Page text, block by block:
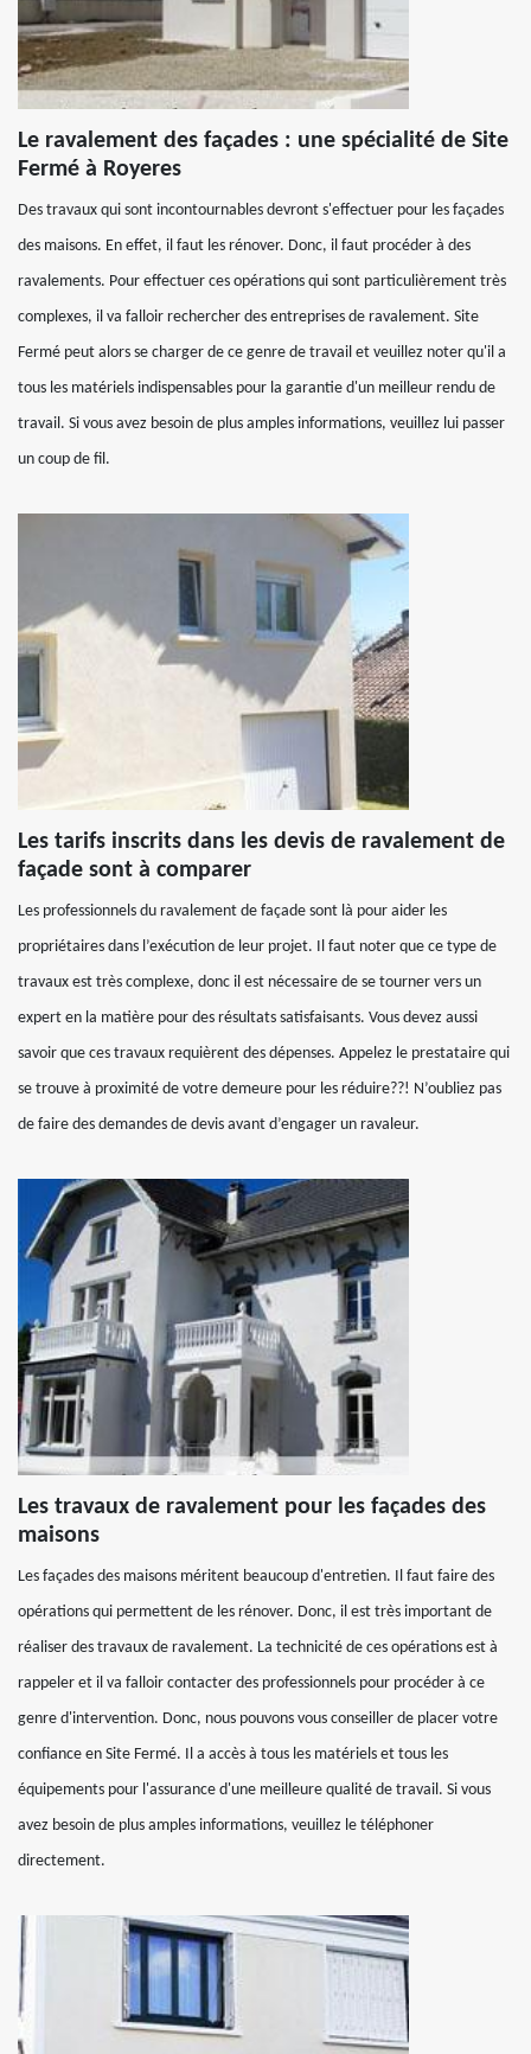
Le ravalement des façades : une spécialité de Site
Fermé à Royeres
Des travaux qui sont incontournables devront s'effectuer pour les façades
des maisons. En effet, il faut les rénover. Donc, il faut procéder à des
ravalements. Pour effectuer ces opérations qui sont particulièrement très
complexes, il va falloir rechercher des entreprises de ravalement. Site
Fermé peut alors se charger de ce genre de travail et veuillez noter qu'il a
tous les matériels indispensables pour la garantie d'un meilleur rendu de
travail. Si vous avez besoin de plus amples informations, veuillez lui passer
un coup de fil.
Les tarifs inscrits dans les devis de ravalement de
façade sont à comparer
Les professionnels du ravalement de façade sont là pour aider les
propriétaires dans l’exécution de leur projet. Il faut noter que ce type de
travaux est très complexe, donc il est nécessaire de se tourner vers un
expert en la matière pour des résultats satisfaisants. Vous devez aussi
savoir que ces travaux requièrent des dépenses. Appelez le prestataire qui
se trouve à proximité de votre demeure pour les réduire??! N’oubliez pas
de faire des demandes de devis avant d’engager un ravaleur.
Les travaux de ravalement pour les façades des
maisons
Les façades des maisons méritent beaucoup d'entretien. Il faut faire des
opérations qui permettent de les rénover. Donc, il est très important de
réaliser des travaux de ravalement. La technicité de ces opérations est à
rappeler et il va falloir contacter des professionnels pour procéder à ce
genre d'intervention. Donc, nous pouvons vous conseiller de placer votre
confiance en Site Fermé. Il a accès à tous les matériels et tous les
équipements pour l'assurance d'une meilleure qualité de travail. Si vous
avez besoin de plus amples informations, veuillez le téléphoner
directement.